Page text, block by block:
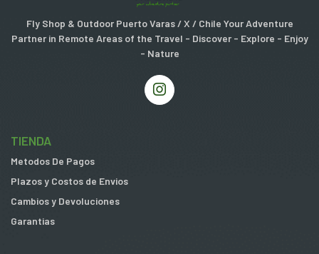
Fly Shop & Outdoor Puerto Varas / X / Chile Your Adventure
Partner in Remote Areas of the Travel - Discover - Explore - Enjoy
- Nature
TIENDA
Metodos De Pagos
Plazos y Costos de Envios
Cambios y Devoluciones
Garantias